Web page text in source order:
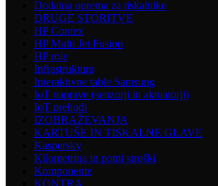
Dodatna oprema za tiskalnike
DRUGE STORITVE
HP Contex
HP Multi Jet Fusion
HP role
Infrastruktura
Interaktivne table Samsung
IoT naprave (senzorji in aktuatorji)
IoT prehodi
IZOBRAŽEVANJA
KARTUŠE IN TISKALNE GLAVE
Kaspersky
Kilometrina in potni stroški
Komponente